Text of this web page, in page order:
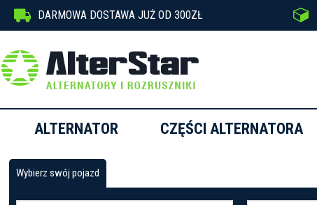
 DARMOWA DOSTAWA JUŻ OD 300ZŁ 
ALTERNATOR CZĘŚCI ALTERNATORA
Wybierz swój pojazd